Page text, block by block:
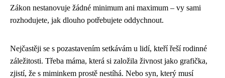
Zákon nestanovuje žádné minimum ani maximum – vy sami
rozhodujete, jak dlouho potřebujete oddychnout.
Nejčastěji se s pozastavením setkávám u lidí, kteří řeší rodinné
záležitosti. Třeba máma, která si založila živnost jako grafička,
zjistí, že s miminkem prostě nestíhá. Nebo syn, který musí